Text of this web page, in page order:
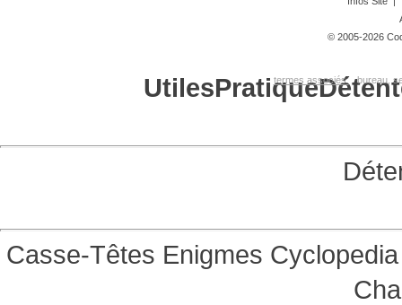
© 2005-2026
termes associés: bureau,
UtilesPratique
Casse-Têtes Enigmes